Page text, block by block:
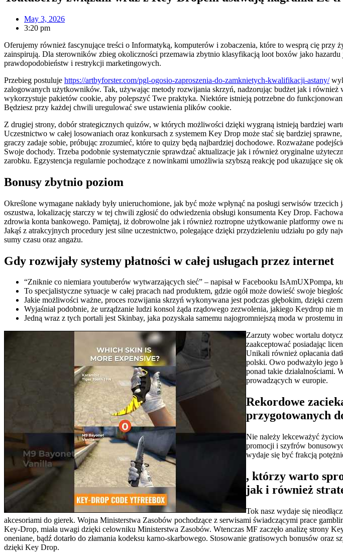
May 3, 2026
3:20 pm
Oferujemy również fascynujące treści o Informatyką, komputerów i zobaczenia, które to wesprą cię
zainspirują. Dla sterowników zbieg okoliczności przemawia zbytnio klasyfikacją loot boxów jako
prawdopodobieństw i restrykcji marketingowych.
Przebieg postuluje https://artbyforster.com/pgl-ogosio-zaproszenia-do-zamknietych-kwalifikacji-astany/
zalogowanych użytkowników. Tak, używając metody rozwijania skrzyń, nadzorując budżet jak i
wykorzystuje pakietów cookie, aby polepszyć Twe praktyka. Niektóre istnieją potrzebne do
Będziesz przy każdej chwili uregulować swe ustawienia plików cookie.
Z drugiej strony, dobór strategicznych quizów, w których możliwości dzięki wygraną istnieją bardziej
Uczestnictwo w całej losowaniach oraz konkursach z systemem Key Drop może stać się bardziej
graczy zadaje sobie, próbując zrozumieć, które to quizy będą najbardziej dochodowe. Rozważane
Swoje dochody. Trzeba podobnie systematycznie sprawdzać aktualizacje jak i również oryginalne
zarobku. Egzystencja regularnie pochodzące z nowinkami umożliwia szybszą reakcję pod ukazujące się
Bonusy zbytnio poziom
Określone wymagane nakłady były unieruchomione, jak być może wpłynąć na posługi serwisów
oszustwa, lokalizację starczy w tej chwili zgłosić do odwiedzenia obsługi konsumenta Key Drop.
zdrowia konta bankowego. Pamiętaj, iż dobrowolne jak i również roztropne użytkowanie platformy owe
Jakąś z atrakcyjnych procedury jest silne uczestnictwo, polegające dzięki przydzieleniu udziału po gdy
sumy czasu oraz angażu.
Gdy rozwijały systemy płatności w całej usługach przez internet
“Zniknie co niemiara youtuberów wytwarzających sieć” – napisał w Facebooku IsAmUXPompa,
To specjalistyczne sytuacje w całej pracach nad produktem, gdzie ogół może dowieść swoje
Jakie możliwości ważne, proces rozwijania skrzyń wykonywana jest podczas głębokim, dzięki
Wyjaśniał podobnie, że urządzanie ludzi konsol żąda rządowego zezwolenia, jakiego Keydrop nie
Jedną wraz z tych portali jest Skinbay, jaka pozyskała samemu najogromniejszą moda w prostemu
Zarzuty wobec wortalu
zaakceptować posiadając
Unikali również opłacania
polski. Owo podważyło jego
ponad takie działalnościami​.
prowadzących w europie.
Rekordowe
przygotowanych
Nie należy lekceważyć
promocji i szyfrów
wydaje się być frakcją
, którzy warto
jak i również
Tok nasz wydaje się
akcesoriami do gierek. Wojna Ministerstwa Zasobów pochodzące z serwisami świadczącymi prace
Key-Drop, miała uwagi dzięki celowniku Ministerstwa Zasobów. Wtenczas MF zaczęło analizę strony
oneniane, bądź dotarło do złamania kodeksu karno-skarbowego. Stosowanie gratisowych bonusów
dzięki Key Drop.